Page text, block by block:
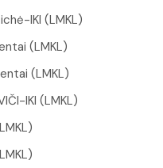
IKI (LMKL)
(LMKL)
(LMKL)
IKI (LMKL)